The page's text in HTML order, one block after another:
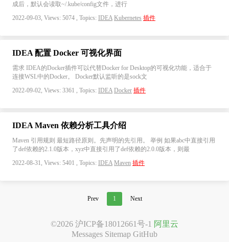
成后，默认会读取~/.kube/config文件，进行
2022-09-03, Views: 5074 , Topics: IDEA Kubernetes 插件
IDEA 配置 Docker 可视化界面
需求 IDEA的Docker插件可以代替Docker for Desktop的可视化功能，适合于
连接WSL中的Docker。 Docker默认监听的是sock文
2022-09-02, Views: 3361 , Topics: IDEA Docker 插件
IDEA Maven 依赖分析工具介绍
Maven 引用规则 最短路径原则。先声明的先引用。 举例 如果abc中直接引用
了def依赖的2.1.0版本，xyz中直接引用了def依赖的2.0.0版本，则最
2022-08-31, Views: 5401 , Topics: IDEA Maven 插件
Prev 1 Next
©2026 沪ICP备18012661号-1 阿里云
Messages Sitemap GitHub